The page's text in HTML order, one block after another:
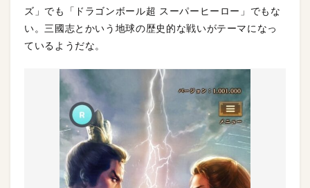
ズ」でも「ドラゴンボール超 スーパーヒーロー」でもな
い。三國志とかいう地球の歴史的な戦いがテーマになっ
ているようだな。